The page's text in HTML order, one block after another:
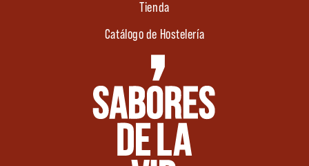
Tienda
Catálogo de Hostelería